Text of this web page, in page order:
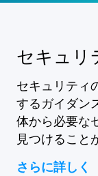
セキュリ
セキュリティ
するガイダン
体から必要な
見つけること
さらに詳しく